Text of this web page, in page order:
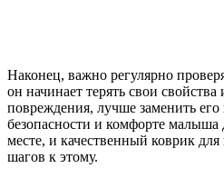
Наконец, важно регулярно
он начинает терять свои
повреждения, лучше заменить
безопасности и комфорте
месте, и качественный коврик
шагов к этому.